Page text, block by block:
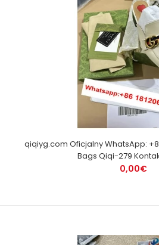
qiqiyg.com Oficjalny WhatsApp:
Bags Qiqi-279
0,00€